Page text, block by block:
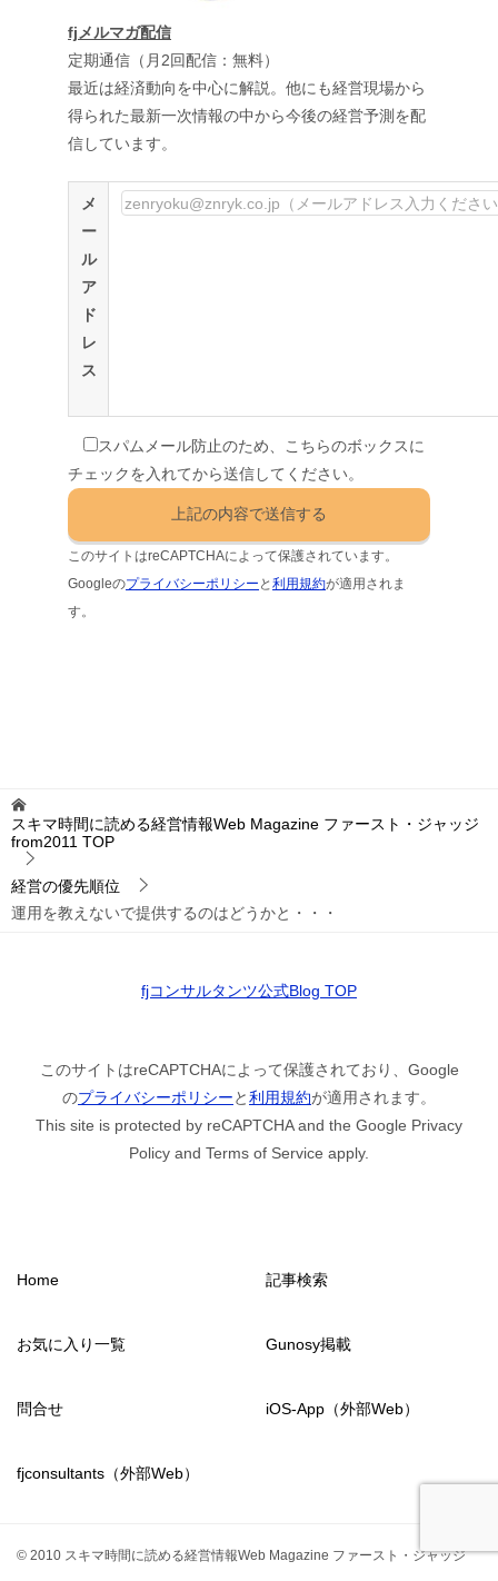
fjメルマガ配信
定期通信（月2回配信：無料）
最近は経済動向を中心に解説。他にも経営現場から
得られた最新一次情報の中から今後の経営予測を配
信しています。
メ
ー
ル
ア
ド
レ
ス
スパムメール防止のため、こちらのボックスに
チェックを入れてから送信してください。
このサイトはreCAPTCHAによって保護されています。
Googleのプライバシーポリシー と利用規約が適用されま
す。
スキマ時間に読める経営情報Web Magazine ファースト・ジャッジ
from2011 TOP
経営の優先順位
運用を教えないで提供するのはどうかと・・・
fjコンサルタンツ公式Blog TOP
このサイトはreCAPTCHAによって保護されており、Google
のプライバシーポリシーと利用規約が適用されます。
This site is protected by reCAPTCHA and the Google Privacy
Policy and Terms of Service apply.
Home 記事検索
お気に入り一覧 Gunosy掲載
問合せ iOS-App（外部Web）
fjconsultants（外部Web）
© 2010 スキマ時間に読める経営情報Web Magazine ファースト・ジャッジ